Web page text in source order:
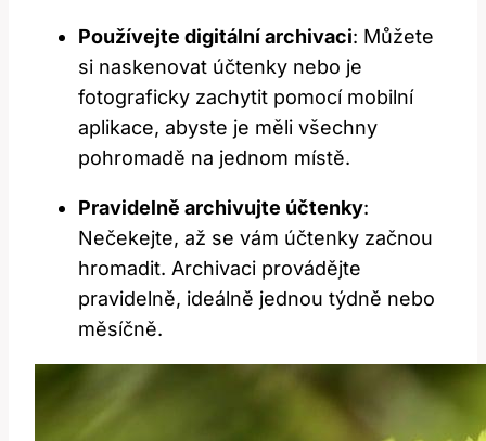
Používejte digitální archivaci: Můžete
si naskenovat účtenky nebo⁣ je
fotograficky zachytit pomocí mobilní
aplikace, abyste je měli všechny
pohromadě na jednom ⁣místě.
Pravidelně archivujte ⁤účtenky:
⁢Nečekejte, až se vám účtenky začnou
hromadit. ‍Archivaci provádějte
pravidelně,​ ideálně jednou týdně ‌nebo
měsíčně.